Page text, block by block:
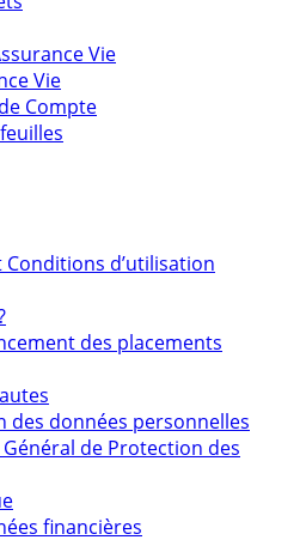
Vie
Vie
Compte
d’utilisation
des placements
données personnelles
de Protection des